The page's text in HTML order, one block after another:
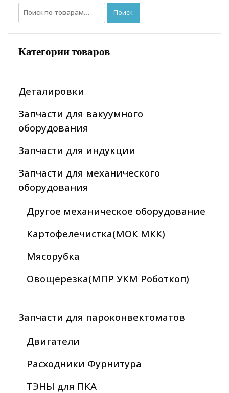
Искать: Поиск
Категории товаров
Деталировки
Запчасти для вакуумного
оборудования
Запчасти для индукции
Запчасти для механического
оборудования
Другое механическое оборудование
Картофелечистка(МОК МКК)
Мясорубка
Овощерезка(МПР УКМ Роботкоп)
Запчасти для пароконвектоматов
Двигатели
Расходники Фурнитура
ТЭНЫ для ПКА